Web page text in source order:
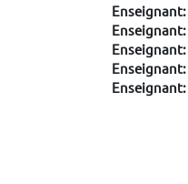
Enseignant:
Enseignant:
Enseignant:
Enseignant:
Enseignant: